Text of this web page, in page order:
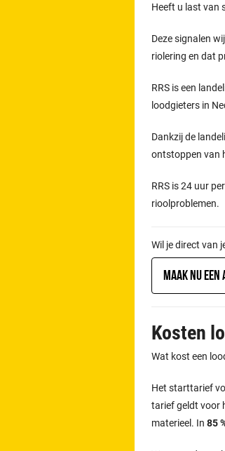
Heeft u last van
Deze signalen
riolering en dat
RRS is een
loodgieters in
Dankzij de
ontstoppen van
RRS is 24 uur
rioolproblemen.
Wil je direct van
Maak nu
Kosten
Wat kost een
Het starttarief
tarief geldt voor
materieel. In 85